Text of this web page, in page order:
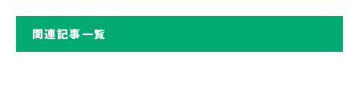
関連記事一覧